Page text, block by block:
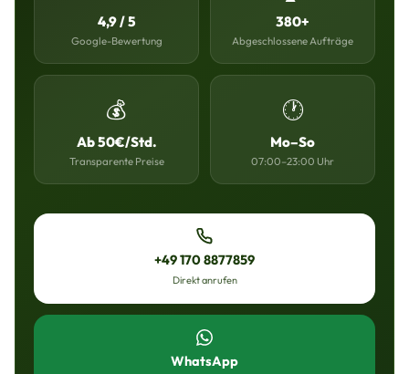
4,9 / 5
Google-Bewertung
380+
Abgeschlossene Aufträge
💰
Ab 50€/Std.
Transparente Preise
🕐
Mo–So
07:00–23:00 Uhr
+49 170 8877859
Direkt anrufen
WhatsApp